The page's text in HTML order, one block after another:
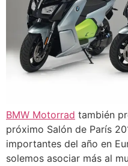
BMW Motorrad también
próximo Salón de París
importantes del año en
solemos asociar más al